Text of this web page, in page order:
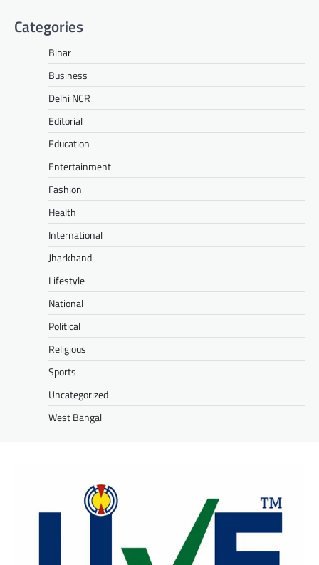
Categories
Bihar
Business
Delhi NCR
Editorial
Education
Entertainment
Fashion
Health
International
Jharkhand
Lifestyle
National
Political
Religious
Sports
Uncategorized
West Bangal